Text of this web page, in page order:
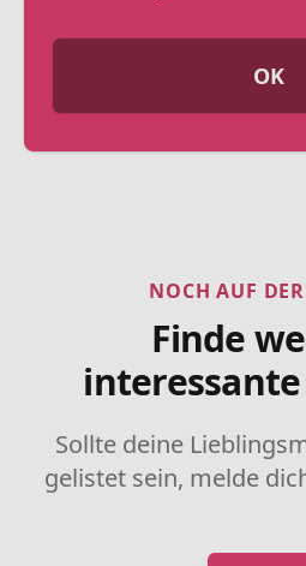
OK
NOCH AUF
Finde
Sollte deine
gelistet sein, melde